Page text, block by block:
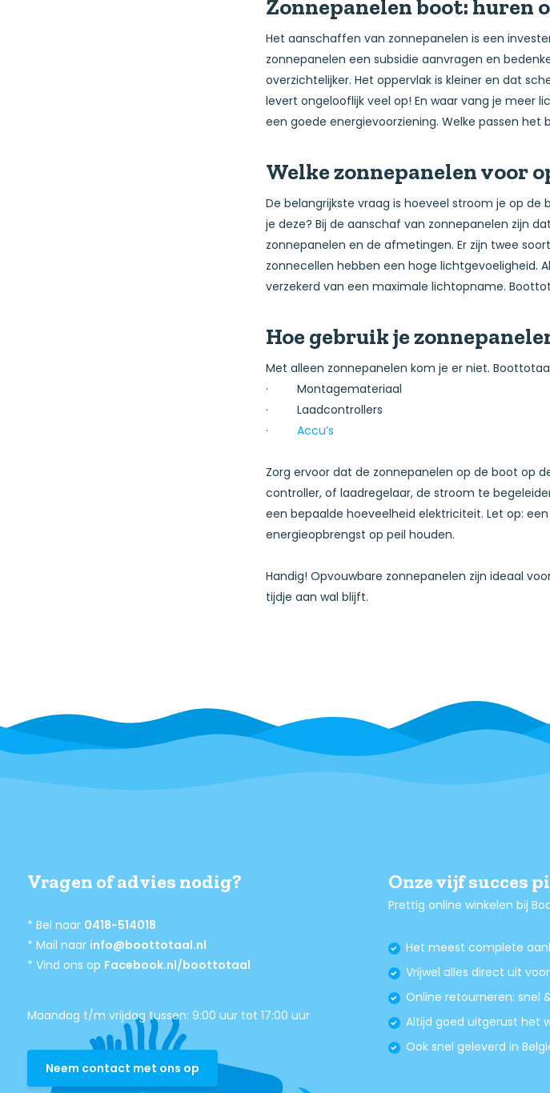
Zonnepanelen boot: huren
Het aanschaffen van zonnepanelen is een
zonnepanelen een subsidie aanvragen en
overzichtelijker. Het oppervlak is kleiner en dat
levert ongelooflijk veel op! En waar vang je meer
een goede energievoorziening. Welke passen het
Welke zonnepanelen voor
De belangrijkste vraag is hoeveel stroom je op
je deze? Bij de aanschaf van zonnepanelen zijn
zonnepanelen en de afmetingen. Er zijn twee
zonnecellen hebben een hoge lichtgevoeligheid.
verzekerd van een maximale lichtopname.
Hoe gebruik je
Met alleen zonnepanelen kom je er niet.
· Montagemateriaal
· Laadcontrollers
· Accu’s
Zorg ervoor dat de zonnepanelen op de boot op
controller, of laadregelaar, de stroom te
een bepaalde hoeveelheid elektriciteit. Let op:
energieopbrengst op peil houden.
Handig! Opvouwbare zonnepanelen zijn ideaal
tijdje aan wal blijft.
Vragen of advies nodig?
* Bel naar 0418-514018
* Mail naar info@boottotaal.nl
* Vind ons op Facebook.nl/boottotaal
Maandag t/m vrijdag tussen: 9:00 uur tot 17:00 uur
Neem contact met ons op
Onze vijf succes
Prettig online winkelen bij
Het meest complete
Vrijwel alles direct uit
Online retourneren: snel
Altijd goed uitgerust het
Ook snel geleverd in